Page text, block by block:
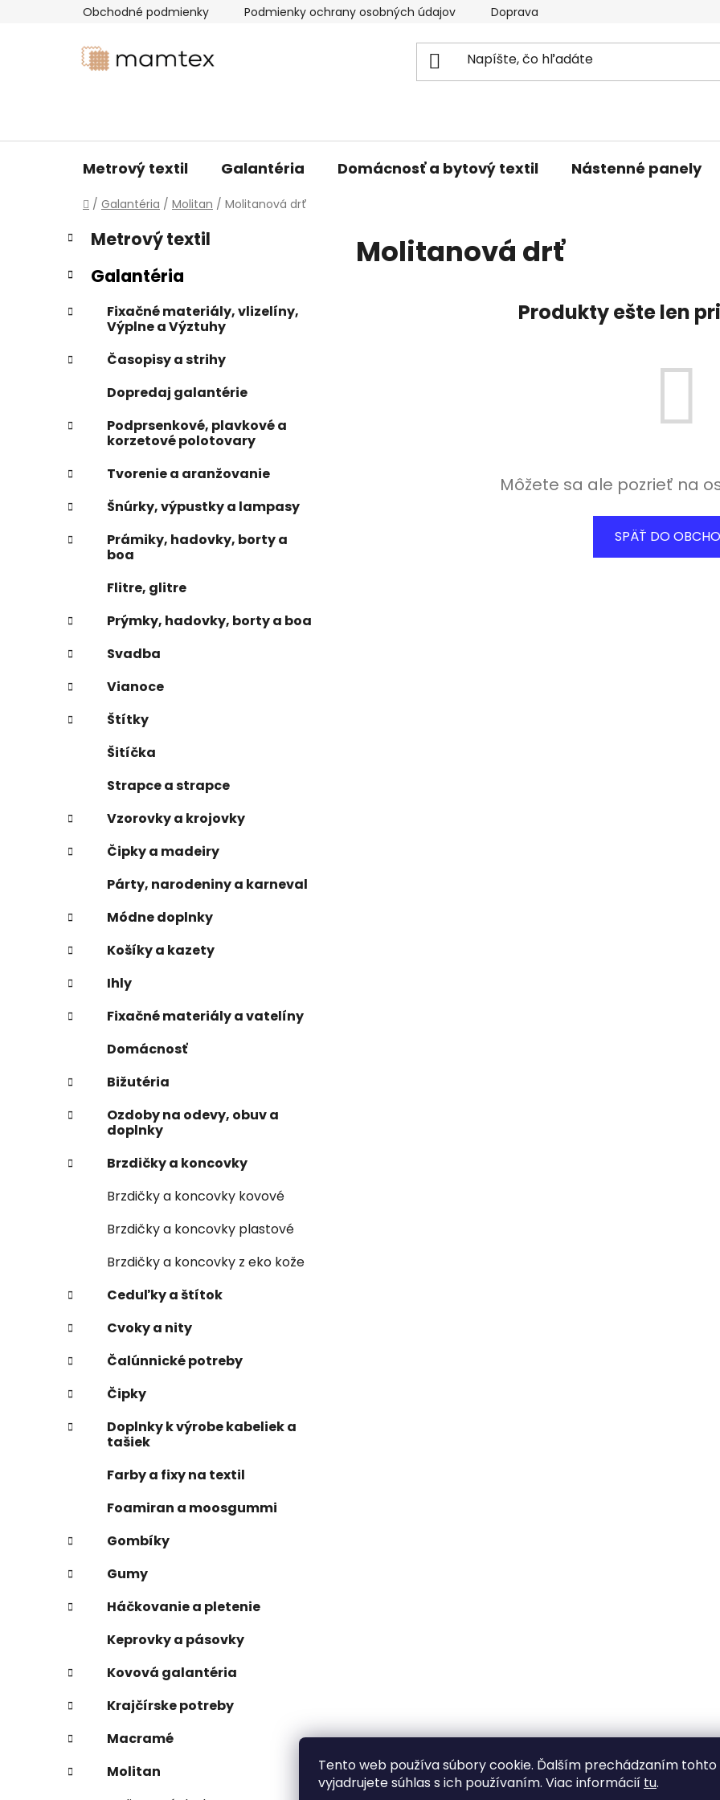
Tento web používa súbory cookie. Ďalším prechádzaním tohto
vyjadrujete súhlas s ich používaním. Viac informácií tu.
Obchodné podmienky Podmienky ochrany osobných údajov Doprava a platba
Metrový textil Galantéria Domácnosť a bytový textil Nástenné panely
Domov
/ Galantéria / Molitan / Molitanová drť
B
o
č
ý
a
l
Preskočiť
kategórie
K
a
t
e
ó
i
e
Metrový textil
Galantéria
Fixačné materiály, vlizelíny,
Výplne a Výztuhy
Časopisy a strihy
Dopredaj galantérie
Podprsenkové, plavkové a
korzetové polotovary
Tvorenie a aranžovanie
Šnúrky, výpustky a lampasy
Prámiky, hadovky, borty a
boa
Flitre, glitre
Prýmky, hadovky, borty a boa
Svadba
Vianoce
Štítky
Šitíčka
Strapce a strapce
Vzorovky a krojovky
Čipky a madeiry
Párty, narodeniny a karneval
Módne doplnky
Košíky a kazety
Ihly
Fixačné materiály a vatelíny
Domácnosť
Bižutéria
Ozdoby na odevy, obuv a
doplnky
Brzdičky a koncovky
Brzdičky a koncovky kovové
Brzdičky a koncovky plastové
Brzdičky a koncovky z eko kože
Ceduľky a štítok
Cvoky a nity
Čalúnnické potreby
Čipky
Doplnky k výrobe kabeliek a
tašiek
Farby a fixy na textil
Foamiran a moosgummi
Gombíky
Gumy
Háčkovanie a pletenie
Keprovky a pásovky
Kovová galantéria
Krajčírske potreby
Macramé
Molitan
Molitanová drť
Produkty ešte len
Môžete sa ale pozrieť na
SPÄŤ DO